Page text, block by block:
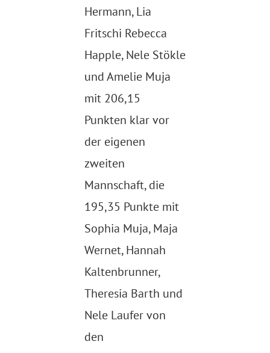
Hermann, Lia
Fritschi Rebecca
Happle, Nele Stökle
und Amelie Muja
mit 206,15
Punkten klar vor
der eigenen
zweiten
Mannschaft, die
195,35 Punkte mit
Sophia Muja, Maja
Wernet, Hannah
Kaltenbrunner,
Theresia Barth und
Nele Laufer von
den